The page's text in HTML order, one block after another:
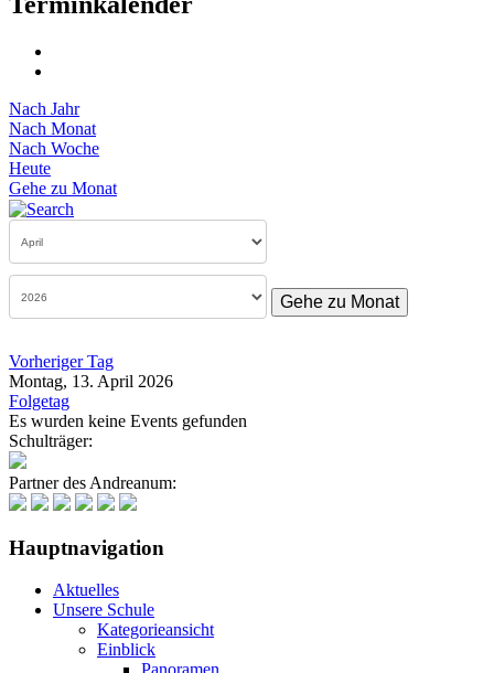
Nach Jahr
Nach Monat
Nach Woche
Heute
Gehe zu Monat
Gehe zu Monat
Vorheriger Tag
Montag, 13. April 2026
Folgetag
Es wurden keine Events gefunden
Schulträger:
Partner des Andreanum:
Hauptnavigation
Aktuelles
Unsere Schule
Kategorieansicht
Einblick